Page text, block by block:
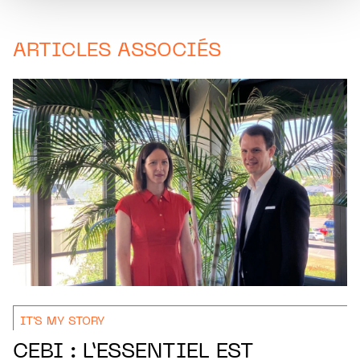
ARTICLES ASSOCIÉS
IT'S MY STORY
CEBI : L’ESSENTIEL EST